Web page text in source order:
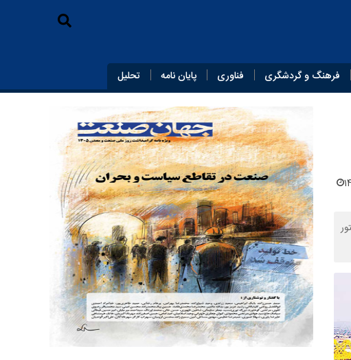
فرهنگ و گردشگری فناوری پایان‌ نامه تحلیل
دستور